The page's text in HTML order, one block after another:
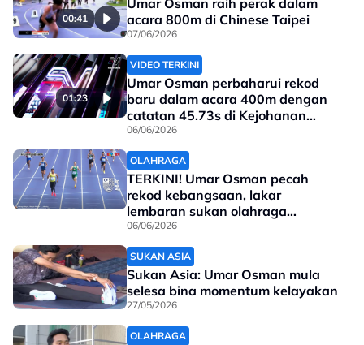
00:41
Umar Osman raih perak dalam
acara 800m di Chinese Taipei
07/06/2026
01:23
VIDEO TERKINI
Umar Osman perbaharui rekod
baru dalam acara 400m dengan
catatan 45.73s di Kejohanan
Olahraga New Taipei City 2026
dan di final raih pingat perak
06/06/2026
OLAHRAGA
TERKINI! Umar Osman pecah
rekod kebangsaan, lakar
lembaran sukan olahraga
Malaysia!
06/06/2026
SUKAN ASIA
Sukan Asia: Umar Osman mula
selesa bina momentum kelayakan
27/05/2026
OLAHRAGA